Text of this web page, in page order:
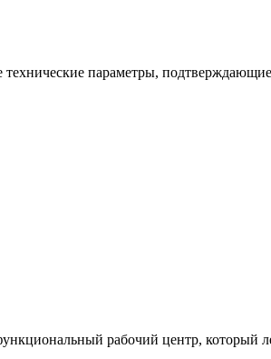
параметры,
рабочий центр, который